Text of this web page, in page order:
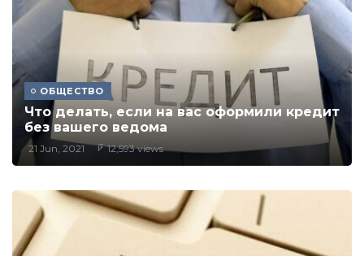
ОБЩЕСТВО
Что делать, если на вас оформили кредит
без вашего ведома
21 Jun, 2021 12,593 views